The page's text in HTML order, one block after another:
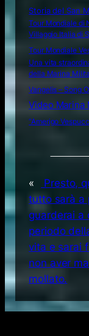
Storia del San
Tour Mondiale di
Villaggio Italia di
Tour Mondiale
Una vita
della Marina
Vangelis – Song
Video Marina
“Amerigo
«
Presto,
tutto sarà a
guarderai a
periodo
vita e sarai
non aver
mollato.